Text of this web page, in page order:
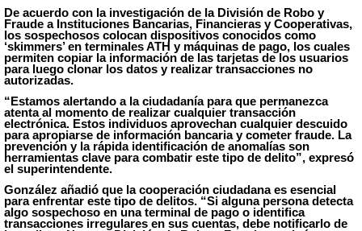
De acuerdo con la investigación de la División de Robo y
Fraude a Instituciones Bancarias, Financieras y Cooperativas,
los sospechosos colocan dispositivos conocidos como
‘skimmers’ en terminales ATH y máquinas de pago, los cuales
permiten copiar la información de las tarjetas de los usuarios
para luego clonar los datos y realizar transacciones no
autorizadas.
“Estamos alertando a la ciudadanía para que permanezca
atenta al momento de realizar cualquier transacción
electrónica. Estos individuos aprovechan cualquier descuido
para apropiarse de información bancaria y cometer fraude. La
prevención y la rápida identificación de anomalías son
herramientas clave para combatir este tipo de delito”, expresó
el superintendente.
González añadió que la cooperación ciudadana es esencial
para enfrentar este tipo de delitos. “Si alguna persona detecta
algo sospechoso en una terminal de pago o identifica
transacciones irregulares en sus cuentas, debe notificarlo de